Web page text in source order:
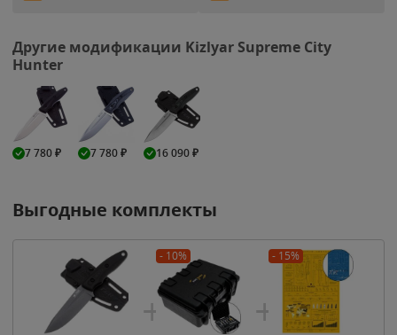
Другие модификации Kizlyar Supreme City
Hunter
7 780₽ 7 780₽ 16 090₽
Выгодные комплекты
- 10% - 15%